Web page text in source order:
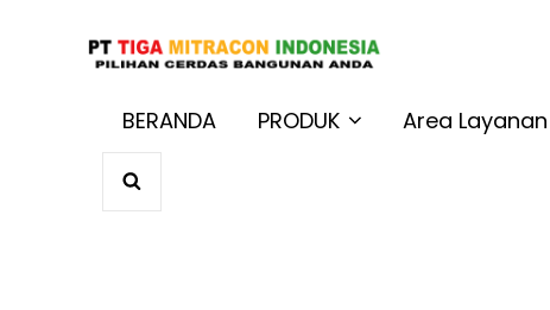
BERANDA PRODUK Area Layanan